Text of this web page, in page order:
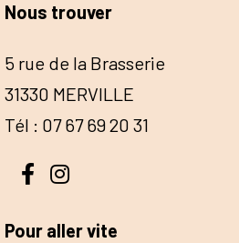
Nous trouver
5 rue de la Brasserie
31330 MERVILLE
Tél : 07 67 69 20 31
Pour aller vite